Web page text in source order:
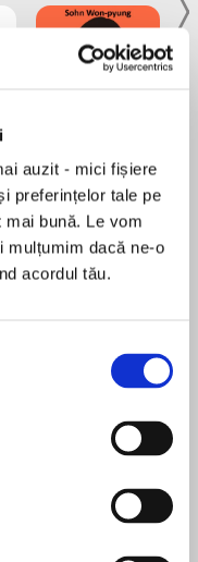
auzit - mici fișiere
preferințelor tale pe
bună. Le vom
mulțumim dacă ne-o
acordul tău.
Sohn Won-pyung
la Montreal,
ea s-au scris
avuției naționale